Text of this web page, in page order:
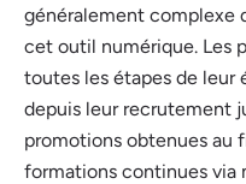
généralement complexe
cet outil numérique. Les
toutes les étapes de leur
depuis leur recrutement
promotions obtenues au
formations continues via